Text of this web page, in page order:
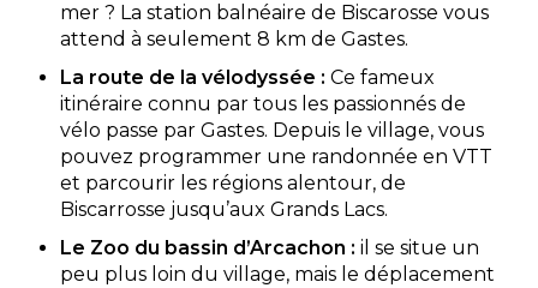
mer ? La station balnéaire de Biscarosse vous
attend à seulement 8 km de Gastes.
La route de la vélodyssée : Ce fameux
itinéraire connu par tous les passionnés de
vélo passe par Gastes. Depuis le village, vous
pouvez programmer une randonnée en VTT
et parcourir les régions alentour, de
Biscarrosse jusqu’aux Grands Lacs.
Le Zoo du bassin d’Arcachon : il se situe un
peu plus loin du village, mais le déplacement